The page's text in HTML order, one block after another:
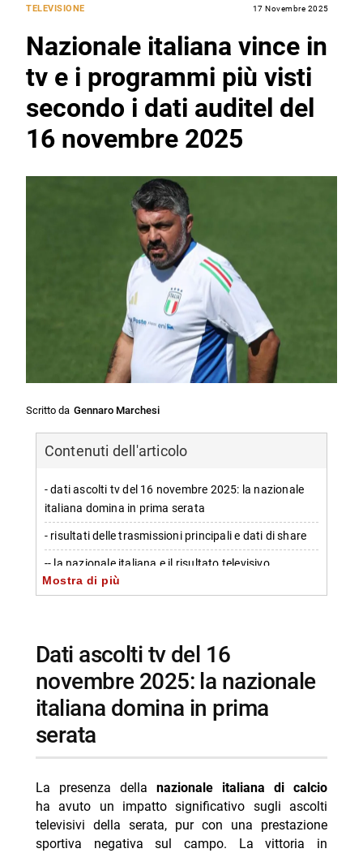
TELEVISIONE 17 Novembre 2025
Nazionale italiana vince in
tv e i programmi più visti
secondo i dati auditel del
16 novembre 2025
Scritto da Gennaro Marchesi
Contenuti dell'articolo
- dati ascolti tv del 16 novembre 2025: la nazionale
italiana domina in prima serata
- risultati delle trasmissioni principali e dati di share
-- la nazionale italiana e il risultato televisivo
-- programmi serali e confronto con la concorrenza
-- risultati di rete e programmi più visti
- successi di Che Tempo Che Fa e altri programmi
-- Scopri di più da Jump the shark
tutti
- Ascolti TV 5 agosto 2026 Oppenheimer vince prima
serata
Mostra di più
dati ascolti tv del 16
novembre 2025: la nazionale
italiana domina in prima
serata
La presenza della nazionale italiana di calcio
ha avuto un impatto significativo sugli ascolti
televisivi della serata, pur con una prestazione
sportiva negativa sul campo. La vittoria in